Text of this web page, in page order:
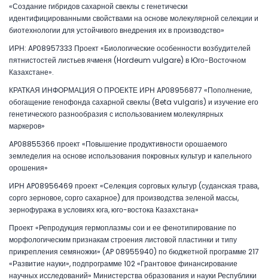
«Создание гибридов сахарной свеклы с генетически
идентифицированными свойствами на основе молекулярной селекции и
биотехнологии для устойчивого внедрения их в производство»
ИРН: AP08957333 Проект «Биологические особенности возбудителей
пятнистостей листьев ячменя (Hordeum vulgare) в Юго-Восточном
Казахстане».
КРАТКАЯ ИНФОРМАЦИЯ О ПРОЕКТЕ ИРН AP08956877 «Пополнение,
обогащение генофонда сахарной свеклы (Beta vulgaris) и изучение его
генетического разнообразия с использованием молекулярных
маркеров»
AP08855366 проект «Повышение продуктивности орошаемого
земледелия на основе использования покровных культур и капельного
орошения»
ИРН AP08956469 проект «Селекция сорговых культур (суданская трава,
сорго зерновое, сорго сахарное) для производства зеленой массы,
зернофуража в условиях юга, юго-востока Казахстана»
Проект «Репродукция гермоплазмы сои и ее фенотипирование по
морфологическим признакам строения листовой пластинки и типу
прикрепления семяножки» (AP 08955940) по бюджетной программе 217
«Развитие науки», подпрограмме 102 «Грантовое финансирование
научных исследований» Министерства образования и науки Республики